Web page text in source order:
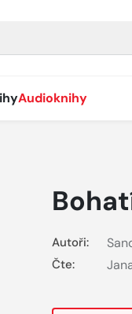
Audioknihy
Autoři:
Čte: